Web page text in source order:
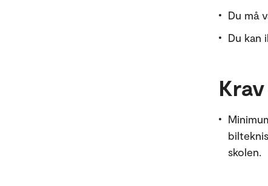
Du må
Du kan
skolen.